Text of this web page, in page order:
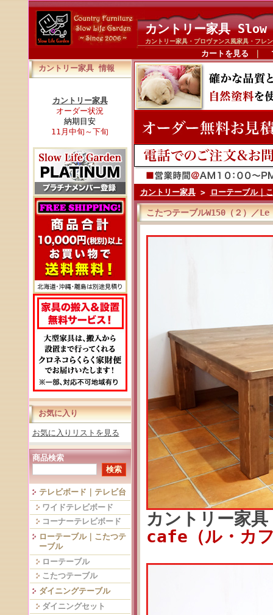
カントリー家具
カントリー家具・プロヴァンス風家具・フレ
カートを見る
カントリー家具 情報
カントリー家具
オーダー状況
納期目安
11月中旬～下旬
お気に入り
お気に入りリストを見る
商品検索
テレビボード｜テレビ台
ワイドテレビボード
コーナーテレビボード
ローテーブル｜こたつテ
ーブル
ローテーブル
こたつテーブル
ダイニングテーブル
ダイニングセット
カントリー家具> ローテーブル｜
こたつテーブルW150（２）／
カントリー家
cafe（ル・カ